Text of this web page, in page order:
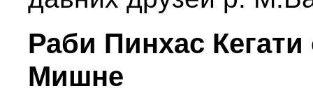
Раби Пинхас
Мишне